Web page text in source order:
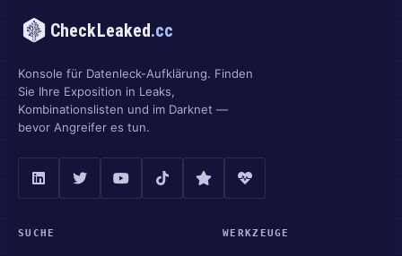
CheckLeaked.cc
Konsole für Datenleck-Aufklärung. Finden
Sie Ihre Exposition in Leaks,
Kombinationslisten und im Darknet —
bevor Angreifer es tun.
SUCHE WERKZEUGE